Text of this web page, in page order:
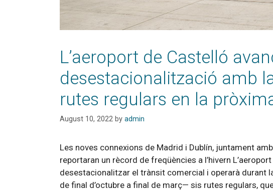
L’aeroport de Castelló
desestacionalització amb
rutes regulars en la
August 10, 2022 by admin
Les noves connexions de Madrid i Dublín, juntament
reportaran un rècord de freqüències a l’hivern
desestacionalitzar el trànsit comercial i operarà durant
de final d’octubre a final de març— sis rutes regulars,